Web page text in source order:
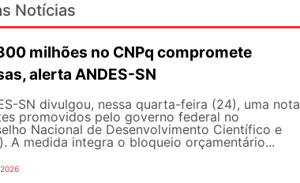
Notícias
milhões no CNPq compromete
alerta ANDES-SN
SN divulgou, nessa quarta-feira (24), uma nota
promovidos pelo governo federal no
Nacional de Desenvolvimento Científico e
A medida integra o bloqueio orçamentário...